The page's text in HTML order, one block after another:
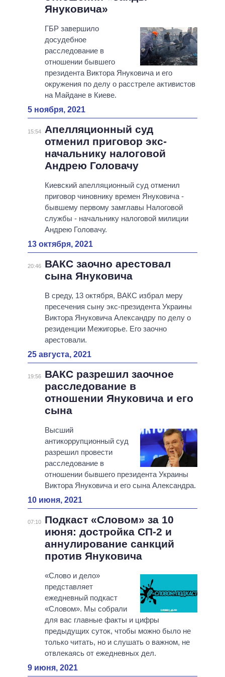
Януковича»
ГБР завершило
досудебное
расследование в
отношении бывшего
президента Виктора Януковича и его
окружения по делу о расстреле активистов
на Майдане в Киеве.
5 ноября, 2021
15:54
Апелляционный суд
отменил приговор экс-
начальнику налоговой
Андрею Головачу
Киевский апелляционный суд отменил
приговор чиновнику времен Януковича -
бывшему первому замглавы Налоговой
службы - начальнику налоговой милиции
Андрею Головачу.
13 октября, 2021
20:46
ВАКС заочно арестовал
сына Януковича
В среду, 13 октября, ВАКС избрал меру
пресечения сыну экс-президента Украины
Виктора Януковича Александру по делу о
резиденции Межигорье. Его заочно
арестовали.
25 августа, 2021
19:56
ВАКС разрешил заочное
расследование в
отношении Януковича и его
сына
Высший
антикоррупционный суд
разрешил провести
расследование в
отношении бывшего президента Украины
Виктора Януковича и его сына Александра.
10 июня, 2021
07:10
Подкаст «Словом» за 10
июня: достройка СП-2 и
аннулирование санкций
против Януковича
«Слово и дело»
представляет
ежедневный подкаст
«Словом». Мы собрали
для вас главные факты и цифры
предыдущих суток, чтобы можно было не
только читать, но и слушать о важном, не
отвлекаясь от ежедневных дел.
9 июня, 2021